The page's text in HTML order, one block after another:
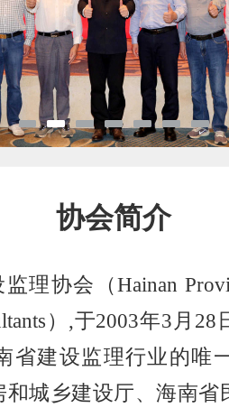
协会简介
理协会（Hainan
）,于2003年3月
省建设监理行业的唯
和城乡建设厅、海南省